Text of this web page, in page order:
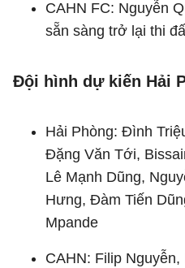
CAHN FC: Nguyễn
sẵn sàng trở lại thi
Đội hình dự kiến Hải
Hải Phòng: Đình
Đặng Văn Tới,
Lê Mạnh Dũng,
Hưng, Đàm Tiến
Mpande
CAHN: Filip